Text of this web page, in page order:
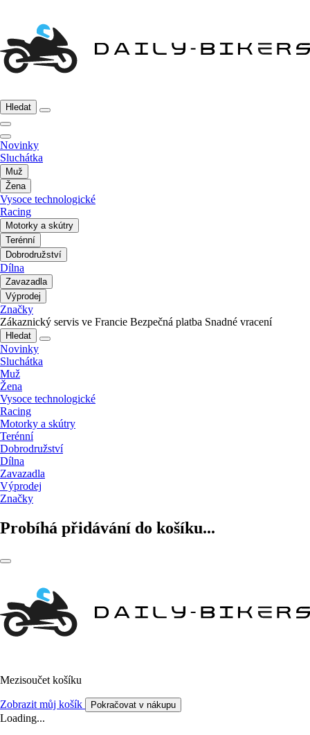
Hledat
Novinky
Sluchátka
Muž
Žena
Vysoce technologické
Racing
Motorky a skútry
Terénní
Dobrodružství
Dílna
Zavazadla
Výprodej
Značky
Zákaznický servis ve Francie Bezpečná platba Snadné vracení
Hledat
Novinky
Sluchátka
Muž
Žena
Vysoce technologické
Racing
Motorky a skútry
Terénní
Dobrodružství
Dílna
Zavazadla
Výprodej
Značky
Probíhá přidávání do košíku...
Mezisoučet košíku
Zobrazit můj košík Pokračovat v nákupu
Loading...